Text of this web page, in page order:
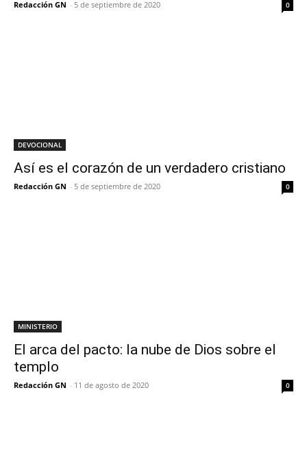
Redacción GN - 5 de septiembre de 2020 0
DEVOCIONAL
Así es el corazón de un verdadero cristiano
Redacción GN - 5 de septiembre de 2020 0
MINISTERIO
El arca del pacto: la nube de Dios sobre el
templo
Redacción GN - 11 de agosto de 2020 0